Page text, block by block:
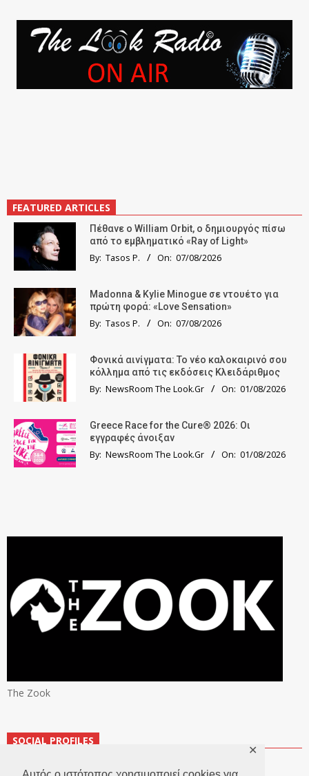
✕
FEATURED ARTICLES
Πέθανε ο William Orbit, ο δημιουργός πίσω
από το εμβληματικό «Ray of Light»
By: Tasos P. On: 07/08/2026
Madonna & Kylie Minogue σε ντουέτο για
πρώτη φορά: «Love Sensation»
By: Tasos P. On: 07/08/2026
Φονικά αινίγματα: Το νέο καλοκαιρινό σου
κόλλημα από τις εκδόσεις Κλειδάριθμος
By: NewsRoom The Look.Gr On: 01/08/2026
Greece Race for the Cure® 2026: Οι
εγγραφές άνοιξαν
By: NewsRoom The Look.Gr On: 01/08/2026
The Zook
SOCIAL PROFILES